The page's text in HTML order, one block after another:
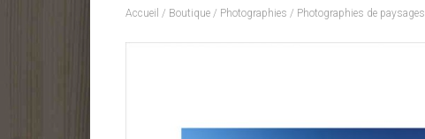
Accueil / Boutique / Photographies / Photographies de paysages